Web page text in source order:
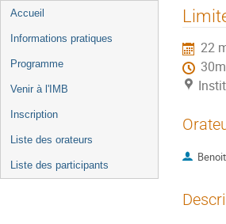
Menu
de
Accueil
Informations pratiques
Programme
Venir à l'IMB
Inscription
Liste des orateurs
Liste des participants
22
30m